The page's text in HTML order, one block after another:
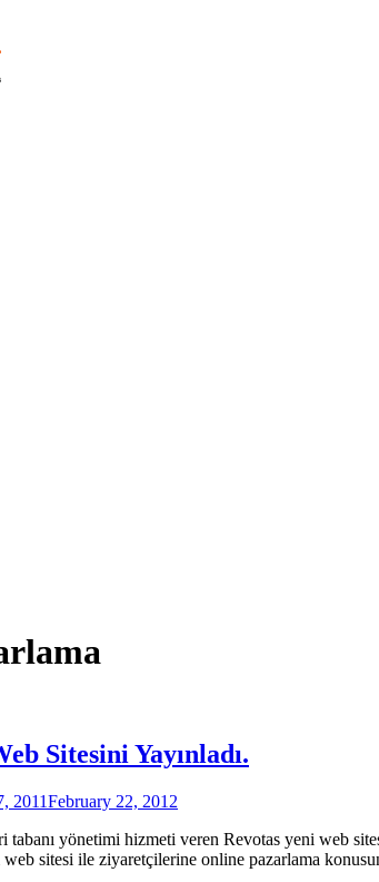
Sitesini Yayınladı.
2011February 22, 2012
yönetimi hizmeti veren Revotas yeni web
web sitesi ile ziyaretçilerine online pazarlama